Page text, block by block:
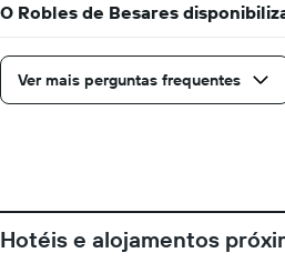
O Robles de Besares
Ver mais perguntas frequentes
Hotéis e alojamentos